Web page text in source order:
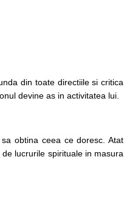
din toate directiile si critica
devine as in activitatea lui.
obtina ceea ce doresc. Atat
lucrurile spirituale in masura